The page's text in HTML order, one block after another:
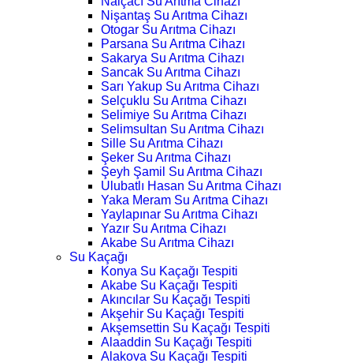
Nişantaş Su Arıtma Cihazı
Otogar Su Arıtma Cihazı
Parsana Su Arıtma Cihazı
Sakarya Su Arıtma Cihazı
Sancak Su Arıtma Cihazı
Sarı Yakup Su Arıtma Cihazı
Selçuklu Su Arıtma Cihazı
Selimiye Su Arıtma Cihazı
Selimsultan Su Arıtma Cihazı
Sille Su Arıtma Cihazı
Şeker Su Arıtma Cihazı
Şeyh Şamil Su Arıtma Cihazı
Ulubatlı Hasan Su Arıtma Cihazı
Yaka Meram Su Arıtma Cihazı
Yaylapınar Su Arıtma Cihazı
Yazır Su Arıtma Cihazı
Akabe Su Arıtma Cihazı
Su Kaçağı
Konya Su Kaçağı Tespiti
Akabe Su Kaçağı Tespiti
Akıncılar Su Kaçağı Tespiti
Akşehir Su Kaçağı Tespiti
Akşemsettin Su Kaçağı Tespiti
Alaaddin Su Kaçağı Tespiti
Alakova Su Kaçağı Tespiti